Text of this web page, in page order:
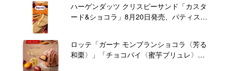
フトクリームを5年ぶりに展開
ハーゲンダッツ クリスピーサンド「カスタ
ード&ショコラ」8月20日発売、パティスリ
ロッテ「ガーナ モンブランショコラ〈芳る
和栗〉」「チョコパイ〈蜜芋ブリュレ〉」